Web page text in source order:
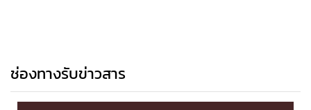
ช่องทางรับข่าวสาร